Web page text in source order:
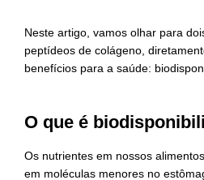
Neste artigo, vamos olhar para
peptídeos de colágeno,
benefícios para a saúde:
O que é
Os nutrientes em nossos
em moléculas menores no